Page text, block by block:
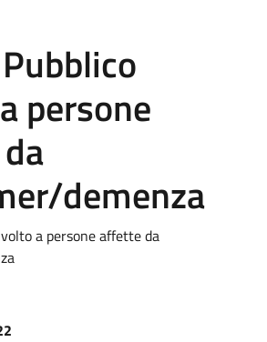
persone
demenza
a persone affette da